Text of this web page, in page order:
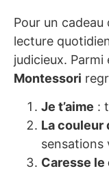
Pour un
lecture
judicieux. Parmi
Montessori
Je t’aime :
La couleur
sensations
Caresse le